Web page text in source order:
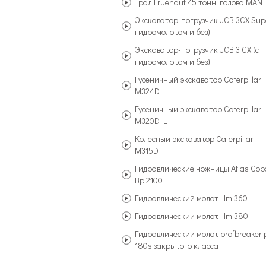
Экскаватор-погрузчик JCB 3CX
гидромолотом и без)
Экскаватор-погрузчик JCB 3 CX (с
гидромолотом и без)
Гусеничный экскаватор Caterpillar
M324D L
Гусеничный экскаватор Caterpillar
M320D L
Колесный экскаватор Caterpillar
M315D
Гидравлические ножницы Atlas
Bp 2100
Гидравлический молот Hm 360
Гидравлический молот Hm 380
Гидравлический молот profbreaker
180s закрытого класса